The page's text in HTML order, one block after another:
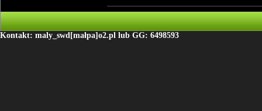
Kontakt: maly_swd[małpa]o2.pl lub GG: 6498593